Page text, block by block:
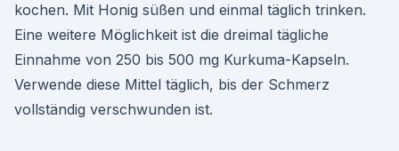
kochen. Mit Honig süßen und einmal täglich trinken.
Eine weitere Möglichkeit ist die dreimal tägliche
Einnahme von 250 bis 500 mg Kurkuma-Kapseln.
Verwende diese Mittel täglich, bis der Schmerz
vollständig verschwunden ist.